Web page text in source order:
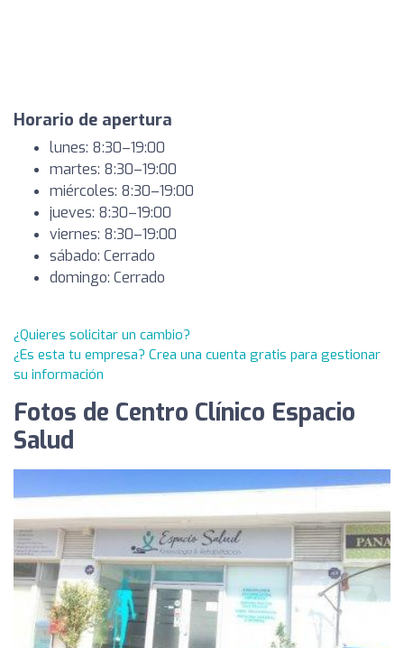
Horario de apertura
lunes: 8:30–19:00
martes: 8:30–19:00
miércoles: 8:30–19:00
jueves: 8:30–19:00
viernes: 8:30–19:00
sábado: Cerrado
domingo: Cerrado
¿Quieres solicitar un cambio?
¿Es esta tu empresa? Crea una cuenta gratis para gestionar
su información
Fotos de Centro Clínico Espacio
Salud